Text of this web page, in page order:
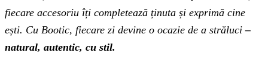
fiecare accesoriu îți completează ținuta și exprimă cine
ești. Cu Bootic, fiecare zi devine o ocazie de a străluci –
natural, autentic, cu stil.